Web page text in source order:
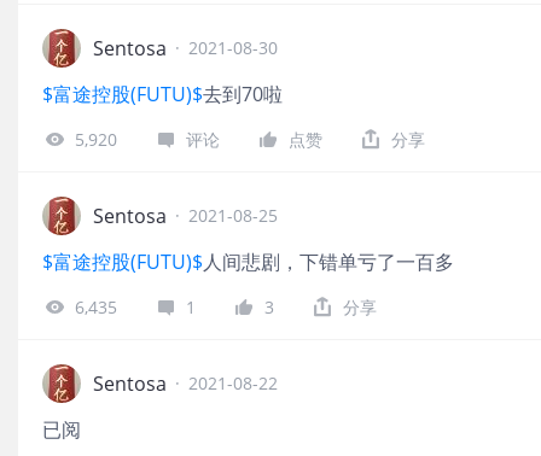
Sentosa · 2021-08-30
$富途控股(FUTU)$去到70啦
5,920 评论 点赞 分享
Sentosa · 2021-08-25
$富途控股(FUTU)$人间悲剧，下错单亏了一百多
6,435 1 3 分享
Sentosa · 2021-08-22
已阅